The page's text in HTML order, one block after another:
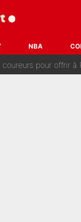
NBA
sélectionneur de
historique de
à Paul Seixas une